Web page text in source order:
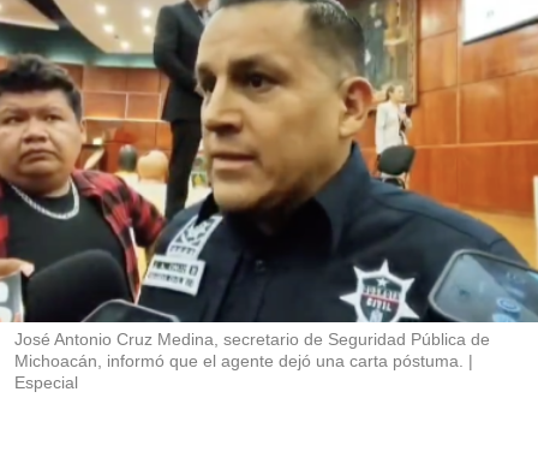
n
e
s
d
e
c
o
m
p
a
t
a
r
José Antonio Cruz Medina, secretario de Seguridad Pública de
Michoacán, informó que el agente dejó una carta póstuma.
Especial